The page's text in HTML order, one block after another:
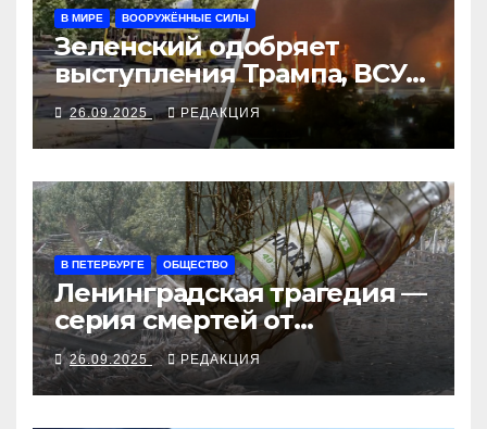
В МИРЕ ВООРУЖЁННЫЕ СИЛЫ
Зеленский одобряет
выступления Трампа, ВСУ
закрыли Добропольский
рубеж
26.09.2025 РЕДАКЦИЯ
В ПЕТЕРБУРГЕ ОБЩЕСТВО
Ленинградская трагедия —
серия смертей от
алкосуррогата
26.09.2025 РЕДАКЦИЯ